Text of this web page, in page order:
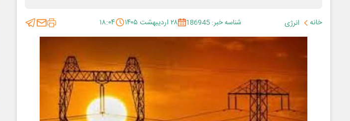
خانه انرژی شناسه خبر: 186945 ۲۸ اردیبهشت ۱۴۰۵ ۱۸:۰۴